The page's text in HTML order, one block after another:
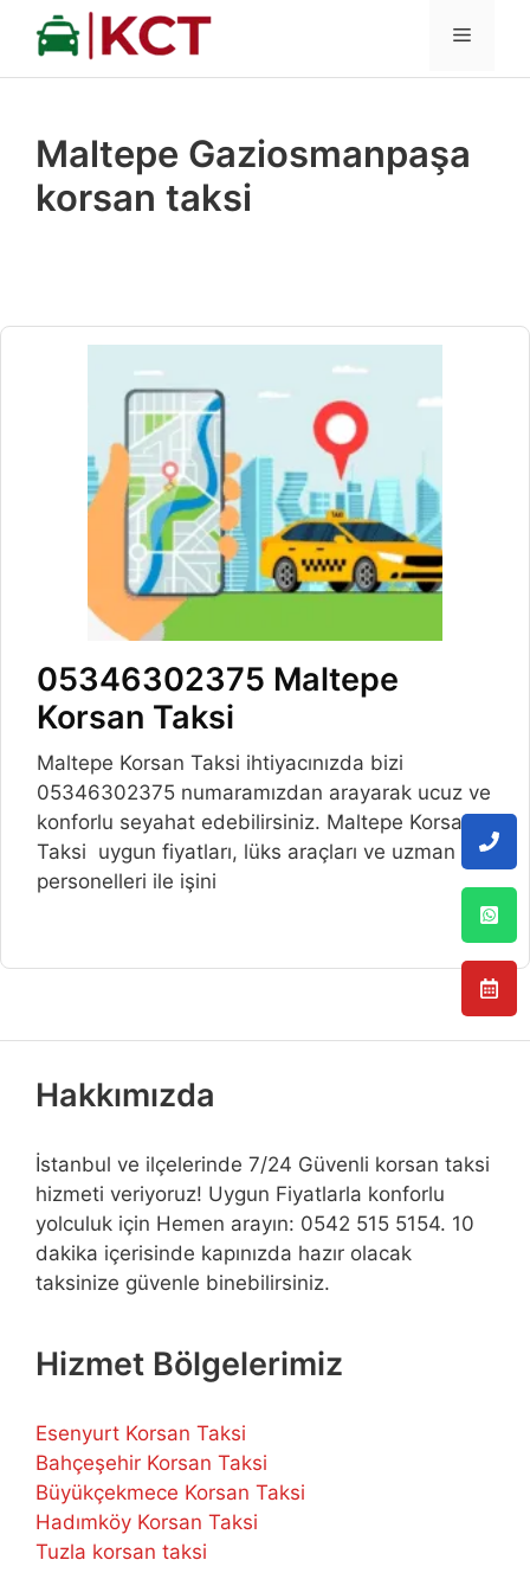
İçeriğe
MENÜ
Maltepe Gaziosmanpaşa
korsan taksi
05346302375 Maltepe
Korsan Taksi
Maltepe Korsan Taksi ihtiyacınızda bizi
05346302375 numaramızdan arayarak ucuz ve
konforlu seyahat edebilirsiniz. Maltepe Korsan
Taksi uygun fiyatları, lüks araçları ve uzman
personelleri ile işini
Hakkımızda
İstanbul ve ilçelerinde 7/24 Güvenli korsan taksi
hizmeti veriyoruz! Uygun Fiyatlarla konforlu
yolculuk için Hemen arayın: 0542 515 5154. 10
dakika içerisinde kapınızda hazır olacak
taksinize güvenle binebilirsiniz.
Hizmet Bölgelerimiz
Esenyurt Korsan Taksi
Bahçeşehir Korsan Taksi
Büyükçekmece Korsan Taksi
Hadımköy Korsan Taksi
Tuzla korsan taksi